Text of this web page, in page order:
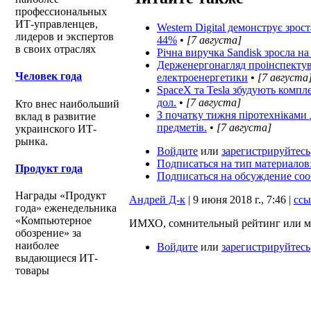
профессиональных
ИТ-управленцев,
лидеров и экспертов
в своих отраслях
Человек года
Кто внес наибольший
вклад в развитие
украинского ИТ-
рынка.
Продукт года
Награды «Продукт
года» еженедельника
«Компьютерное
обозрение» за
наиболее
выдающиеся ИТ-
товары
Western Digital демонструє
44% • [7 августа]
Річна виручка Sandisk зросла
Держенергонагляд
електроенергетики • [7
SpaceX та Tesla збудують
дол. • [7 августа]
З початку тижня
предметів. • [7 августа]
Войдите или зарегистрируйтесь
Подписаться на тип
Подписаться на обсуждение
Андрей Д-к | 9 июня 2018 г., 7:46 |
ИМХО, сомнительный рейтинг или
Войдите или зарегистрируйтесь